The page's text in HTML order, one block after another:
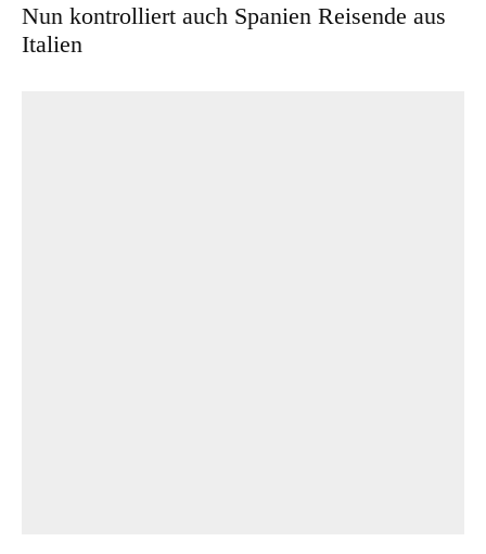
Nun kontrolliert auch Spanien Reisende aus
Italien